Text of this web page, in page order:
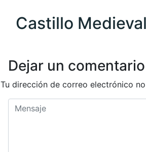
Castillo
Dejar un comentario
Tu dirección de correo electrónico